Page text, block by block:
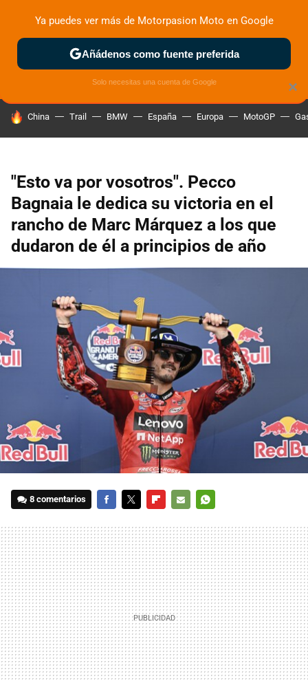
ZONA DE PRUEBAS DEPORTIVAS MOTOS ELÉCTRICAS
HOY SE HABLA DE
China Trail BMW España Europa MotoGP
"Esto va por vosotros". Pecco
Bagnaia le dedica su victoria en el
rancho de Marc Márquez a los que
dudaron de él a principios de año
8 comentarios
MAIL
×
Ya puedes ver más de Motorpasion Moto en Google
Añádenos como fuente preferida
Solo necesitas una cuenta de Google